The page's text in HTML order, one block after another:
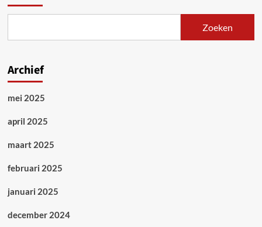
na
Zoeken
Archief
mei 2025
april 2025
maart 2025
februari 2025
januari 2025
december 2024